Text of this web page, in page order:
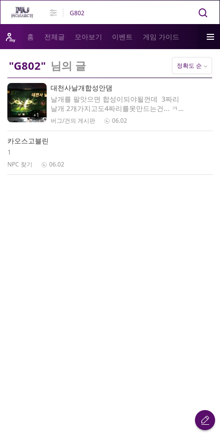
홈 전체글 모아보기 이벤트 게임 가이드
"G802" 님의 글 정확도 순
+1
대천사날개합성안댐
날개를 팔앗으면 합성이되야될껀데 3짜리
날개 2개가지고도4짜리를못만드는건... ㅋ
ㅋㅋㅋ
버그/건의 게시판 06.02
카오스고블린
1
NPC 찾기 06.02